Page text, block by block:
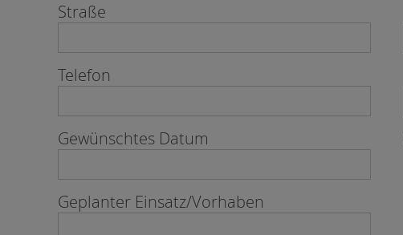
Straße
Telefon
Gewünschtes Datum
Geplanter Einsatz/Vorhaben